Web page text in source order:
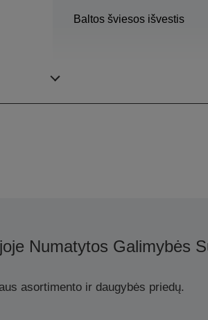
Baltos šviesos išvestis
Numatytos Galimybės
asortimento ir daugybės priedų.